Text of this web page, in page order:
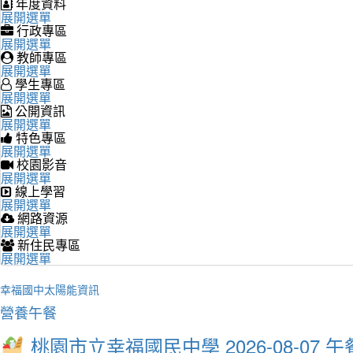
展開選單
行政專區
展開選單
教師專區
展開選單
學生專區
展開選單
公開資訊
展開選單
特色專區
展開選單
校園影音
展開選單
線上學習
展開選單
網路資源
展開選單
新住民專區
展開選單
幸福國中太陽能資訊
營養午餐
桃園市立幸福國民中學 2026-08-07 午